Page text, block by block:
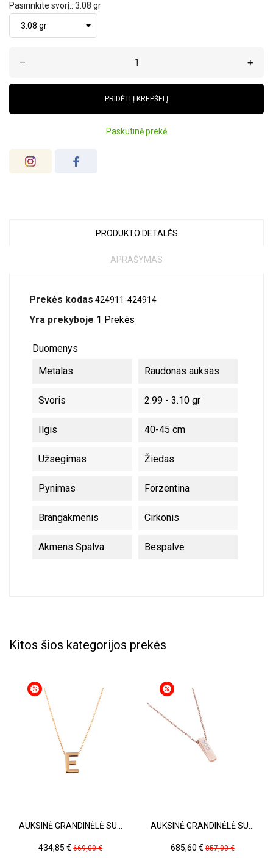
Pasirinkite svorį:: 3.08 gr
– +
PRIDĖTI Į KREPŠELĮ
Paskutinė prekė
PRODUKTO DETALĖS
APRAŠYMAS
Prekės kodas 424911-424914
Yra prekyboje 1 Prekės
Duomenys
Metalas
Raudonas auksas
Svoris 2.99 - 3.10 gr
Ilgis 40-45 cm
Užsegimas Žiedas
Pynimas Forzentina
Brangakmenis Cirkonis
Akmens Spalva Bespalvė
Kitos šios kategorijos prekės
AUKSINĖ GRANDINĖLĖ SU...
Kaina
434,85 € Pradinė
669,00 €
AUKSINĖ GRANDINĖLĖ SU...
Kaina
685,60 €Pradinė
857,00 €